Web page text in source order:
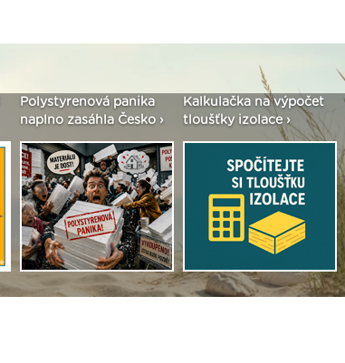
Polystyrenová panika
naplno zasáhla Česko ›
Kalkulačka na výpočet
tloušťky izolace ›